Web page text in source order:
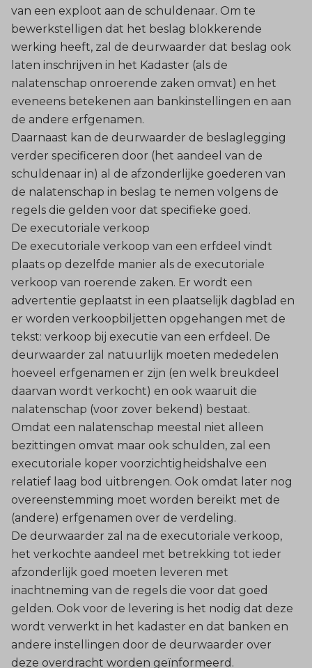
van een exploot aan de schuldenaar. Om te
bewerkstelligen dat het beslag blokkerende
werking heeft, zal de deurwaarder dat beslag ook
laten inschrijven in het Kadaster (als de
nalatenschap onroerende zaken omvat) en het
eveneens betekenen aan bankinstellingen en aan
de andere erfgenamen.
Daarnaast kan de deurwaarder de beslaglegging
verder specificeren door (het aandeel van de
schuldenaar in) al de afzonderlijke goederen van
de nalatenschap in beslag te nemen volgens de
regels die gelden voor dat specifieke goed.
De executoriale verkoop
De executoriale verkoop van een erfdeel vindt
plaats op dezelfde manier als de executoriale
verkoop van roerende zaken. Er wordt een
advertentie geplaatst in een plaatselijk dagblad en
er worden verkoopbiljetten opgehangen met de
tekst: verkoop bij executie van een erfdeel. De
deurwaarder zal natuurlijk moeten mededelen
hoeveel erfgenamen er zijn (en welk breukdeel
daarvan wordt verkocht) en ook waaruit die
nalatenschap (voor zover bekend) bestaat.
Omdat een nalatenschap meestal niet alleen
bezittingen omvat maar ook schulden, zal een
executoriale koper voorzichtigheidshalve een
relatief laag bod uitbrengen. Ook omdat later nog
overeenstemming moet worden bereikt met de
(andere) erfgenamen over de verdeling.
De deurwaarder zal na de executoriale verkoop,
het verkochte aandeel met betrekking tot ieder
afzonderlijk goed moeten leveren met
inachtneming van de regels die voor dat goed
gelden. Ook voor de levering is het nodig dat deze
wordt verwerkt in het kadaster en dat banken en
andere instellingen door de deurwaarder over
deze overdracht worden geïnformeerd.